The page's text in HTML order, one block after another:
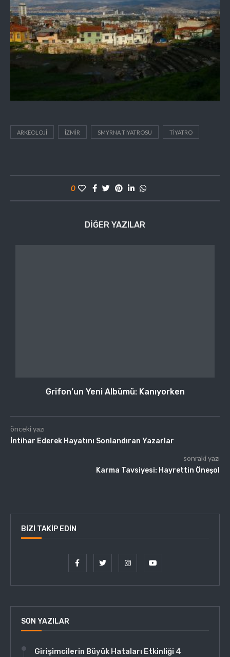
ARKEOLOJI IZMIR SMYRNA TIYATROSU TIYATRO
0
DIĞER YAZILAR
Grifon’un Yeni Albümü: Kanıyorken
önceki yazı
İntihar Ederek Hayatını Sonlandıran Yazarlar
sonraki yazı
Karma Tavsiyesi: Hayrettin Öneşol
BIZI TAKIP EDIN
SON YAZILAR
Girişimcilerin Büyük Hataları Etkinliği 4